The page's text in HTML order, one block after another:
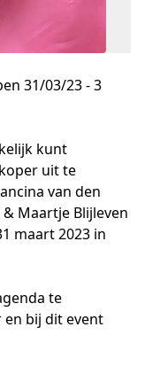
31/03/23 - 3
kunt
uit te
van den
Maartje Blijleven
maart 2023 in
te
en bij dit event